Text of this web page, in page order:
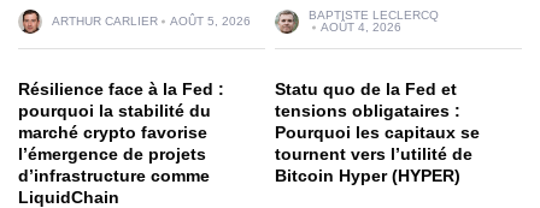
ARTHUR CARLIER AOÛT 5, 2026
BAPTISTE LECLERCQ
AOÛT 4, 2026
Résilience face à la Fed :
pourquoi la stabilité du
marché crypto favorise
l’émergence de projets
d’infrastructure comme
LiquidChain
Statu quo de la Fed et
tensions obligataires :
Pourquoi les capitaux se
tournent vers l’utilité de
Bitcoin Hyper (HYPER)